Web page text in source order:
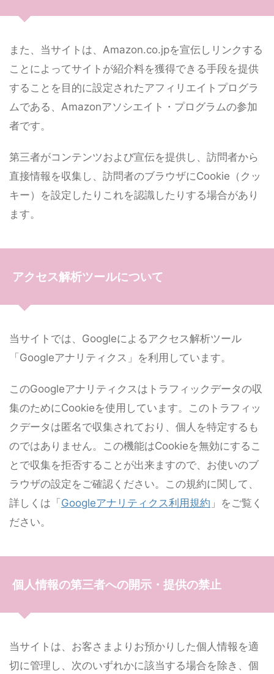
また、当サイトは、Amazon.co.jpを宣伝しリンクする
ことによってサイトが紹介料を獲得できる手段を提供
することを目的に設定されたアフィリエイトプログラ
ムである、Amazonアソシエイト・プログラムの参加
者です。
第三者がコンテンツおよび宣伝を提供し、訪問者から
直接情報を収集し、訪問者のブラウザにCookie（クッ
キー）を設定したりこれを認識したりする場合があり
ます。
アクセス解析ツールについて
当サイトでは、Googleによるアクセス解析ツール
「Googleアナリティクス」を利用しています。
このGoogleアナリティクスはトラフィックデータの収
集のためにCookieを使用しています。このトラフィッ
クデータは匿名で収集されており、個人を特定するも
のではありません。この機能はCookieを無効にするこ
とで収集を拒否することが出来ますので、お使いのブ
ラウザの設定をご確認ください。この規約に関して、
詳しくは「Googleアナリティクス利用規約 」をご覧く
ださい。
個人情報の第三者への開示・提供の禁止
当サイトは、お客さまよりお預かりした個人情報を適
切に管理し、次のいずれかに該当する場合を除き、個